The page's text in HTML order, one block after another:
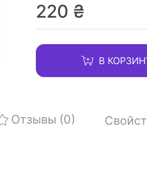
220 ₴
В
Отзывы (0)